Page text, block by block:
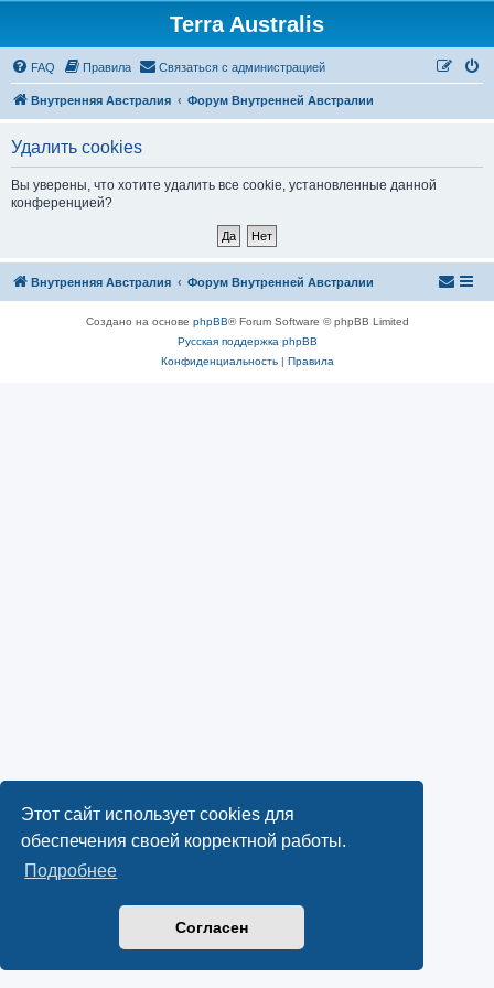
Этот сайт использует cookies для
обеспечения своей корректной работы.
Подробнее
Согласен
Terra Australis
FAQ Правила Связаться с администрацией
Внутренняя Австралия Форум Внутренней Австралии
Удалить cookies
Вы уверены, что хотите удалить все cookie, установленные данной
конференцией?
Внутренняя Австралия Форум Внутренней Австралии
Создано на основе phpBB® Forum Software © phpBB Limited
Русская поддержка phpBB
Конфиденциальность| Правила